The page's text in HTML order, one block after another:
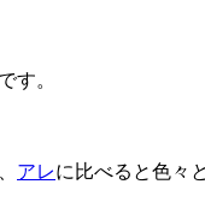
す。
アレに比べると色々